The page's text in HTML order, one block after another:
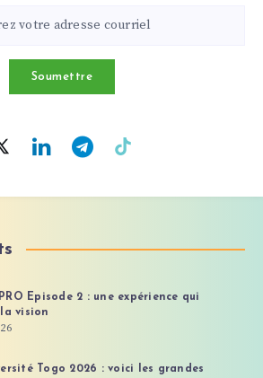
Soumettre
Episode 2 : une expérience qui
vision
Togo 2026 : voici les grandes